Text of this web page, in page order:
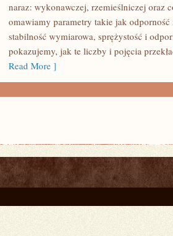
OCHRONA
DREWNA
naraz: wykonawczej, rzemieślniczej oraz
omawiamy parametry takie jak
stabilność wymiarowa, sprężystość i
pokazujemy, jak te liczby i pojęcia
Read More ]